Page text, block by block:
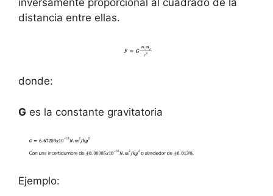
inversamente proporcional al cuadrado de la
distancia entre ellas.
donde:
G es la constante gravitatoria
Ejemplo: